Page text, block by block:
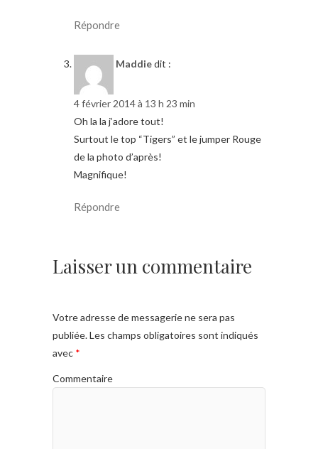
Répondre
Maddiedit :
4 février 2014 à 13 h 23 min
Oh la la j’adore tout!
Surtout le top “Tigers” et le jumper Rouge
de la photo d’après!
Magnifique!
Répondre
Laisser un commentaire
Votre adresse de messagerie ne sera pas
publiée.Les champs obligatoires sont indiqués
avec *
Commentaire